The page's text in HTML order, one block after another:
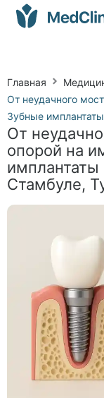
От
опорой на
имплантаты
Стамбуле,
Главная
От неудачного
Зубные